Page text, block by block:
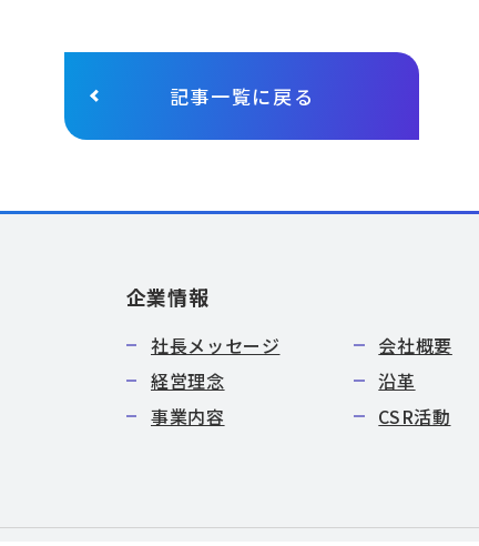
記事一覧に戻る
企業情報
社長メッセージ
会社概要
経営理念
沿革
事業内容
CSR活動